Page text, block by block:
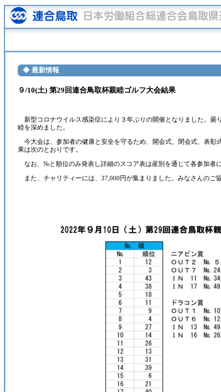
◆ 最新情報
９/10(土) 第29回連合鳥取杯親睦ゴルフ大会結果
新型コロナウイルス感染症により３年ぶりの開催となりました。曇
睦を深めました。
今大会は、参加者の健康と安全を守るため、開会式、閉会式、表
果は次のとおりです。
なお、№と順位のみ発表し詳細のスコア表は産別を通じて各参加者
また、チャリティーには、37,000円が集まりました。みなさんのご